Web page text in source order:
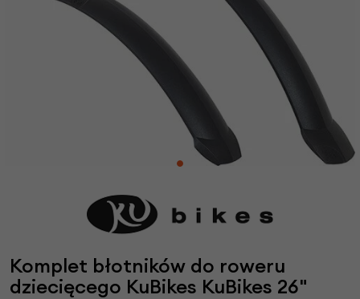
Komplet błotników do roweru
dziecięcego KuBikes KuBikes 26"